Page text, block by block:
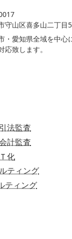
守山区喜多山二丁目
・愛知県全域を中心
応致します。
法監査
計監査
化
ティング
ティング